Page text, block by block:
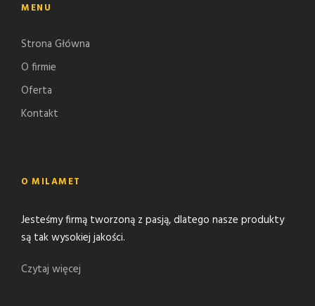
MENU
Strona Główna
O firmie
Oferta
Kontakt
O MILAMET
Jesteśmy firmą tworzoną z pasją, dlatego nasze produkty
są tak wysokiej jakości.
Czytaj więcej